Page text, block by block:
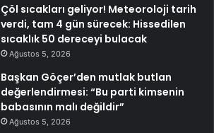
Çöl sıcakları geliyor! Meteoroloji tarih
verdi, tam 4 gün sürecek: Hissedilen
sıcaklık 50 dereceyi bulacak
Ağustos 5, 2026
Başkan Göçer’den mutlak butlan
değerlendirmesi: “Bu parti kimsenin
babasının malı değildir”
Ağustos 5, 2026